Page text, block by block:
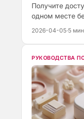
Получите
одном месте
2026-04-05·5
РУКОВОДСТВА